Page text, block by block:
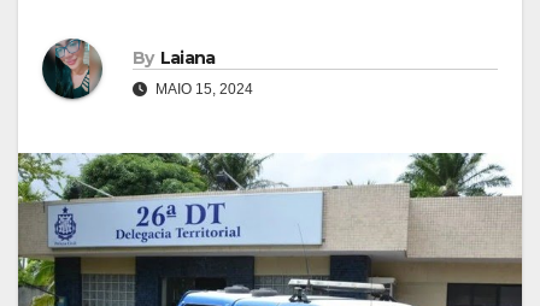
By Laiana
MAIO 15, 2024